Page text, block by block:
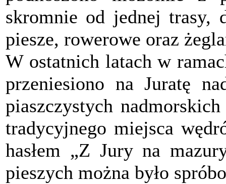
skromnie od jednej trasy,
piesze, rowerowe oraz
W ostatnich latach w
przeniesiono na Juratę
piaszczystych
tradycyjnego miejsca
hasłem „Z Jury na
pieszych można było